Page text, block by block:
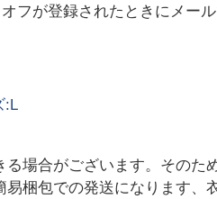
フが登録されたときにメー
:L
場合がございます。そのた
梱包での発送になります、